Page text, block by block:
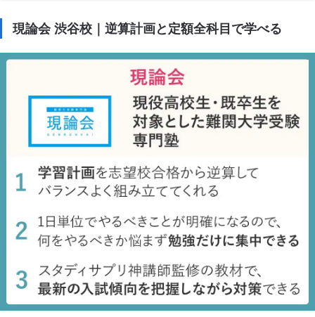
現論会 渋谷校｜逆算計画と定額全科目で学べる